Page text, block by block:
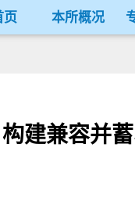
页 本所概况
构建兼容并